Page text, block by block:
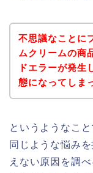
不思議なことに
ムクリームの商
ドエラーが発生
態になってしま
というようなこ
同じような悩み
えない原因を調